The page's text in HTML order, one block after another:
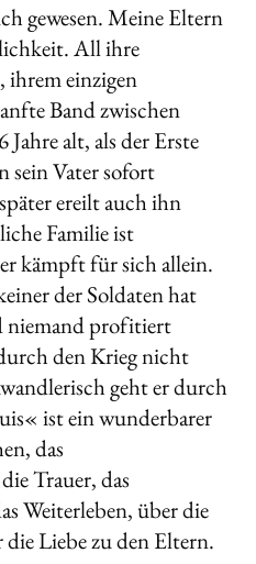
gewesen. Meine Eltern
All ihre
ihrem einzigen
Band zwischen
alt, als der Erste
sein Vater sofort
ereilt auch ihn
Familie ist
kämpft für sich allein.
der Soldaten hat
niemand profitiert
den Krieg nicht
geht er durch
ist ein wunderbarer
das
Trauer, das
Weiterleben, über die
Liebe zu den Eltern.